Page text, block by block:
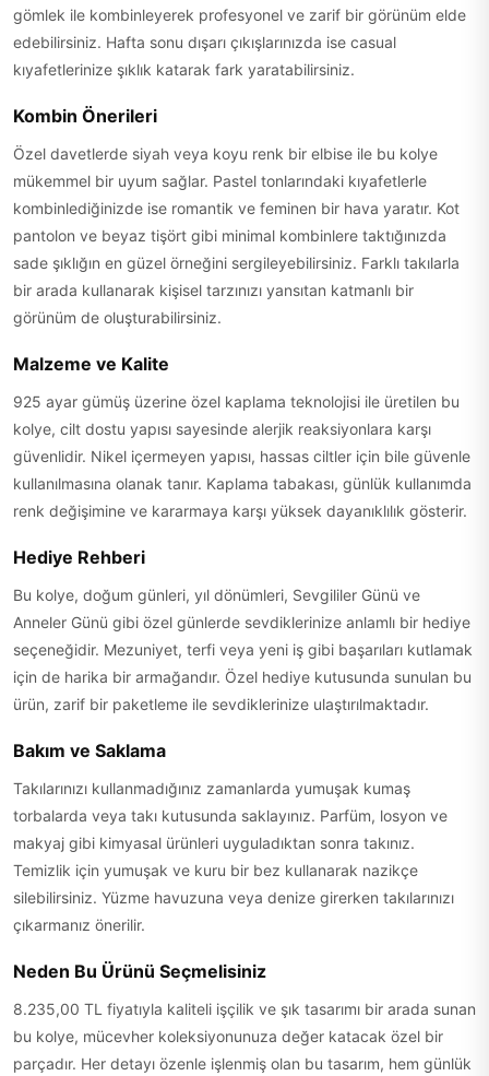
gömlek ile kombinleyerek profesyonel ve zarif bir görünüm elde
edebilirsiniz. Hafta sonu dışarı çıkışlarınızda ise casual
kıyafetlerinize şıklık katarak fark yaratabilirsiniz.
Kombin Önerileri
Özel davetlerde siyah veya koyu renk bir elbise ile bu kolye
mükemmel bir uyum sağlar. Pastel tonlarındaki kıyafetlerle
kombinlediğinizde ise romantik ve feminen bir hava yaratır. Kot
pantolon ve beyaz tişört gibi minimal kombinlere taktığınızda
sade şıklığın en güzel örneğini sergileyebilirsiniz. Farklı takılarla
bir arada kullanarak kişisel tarzınızı yansıtan katmanlı bir
görünüm de oluşturabilirsiniz.
Malzeme ve Kalite
925 ayar gümüş üzerine özel kaplama teknolojisi ile üretilen bu
kolye, cilt dostu yapısı sayesinde alerjik reaksiyonlara karşı
güvenlidir. Nikel içermeyen yapısı, hassas ciltler için bile güvenle
kullanılmasına olanak tanır. Kaplama tabakası, günlük kullanımda
renk değişimine ve kararmaya karşı yüksek dayanıklılık gösterir.
Hediye Rehberi
Bu kolye, doğum günleri, yıl dönümleri, Sevgililer Günü ve
Anneler Günü gibi özel günlerde sevdiklerinize anlamlı bir hediye
seçeneğidir. Mezuniyet, terfi veya yeni iş gibi başarıları kutlamak
için de harika bir armağandır. Özel hediye kutusunda sunulan bu
ürün, zarif bir paketleme ile sevdiklerinize ulaştırılmaktadır.
Bakım ve Saklama
Takılarınızı kullanmadığınız zamanlarda yumuşak kumaş
torbalarda veya takı kutusunda saklayınız. Parfüm, losyon ve
makyaj gibi kimyasal ürünleri uyguladıktan sonra takınız.
Temizlik için yumuşak ve kuru bir bez kullanarak nazikçe
silebilirsiniz. Yüzme havuzuna veya denize girerken takılarınızı
çıkarmanız önerilir.
Neden Bu Ürünü Seçmelisiniz
8.235,00 TL fiyatıyla kaliteli işçilik ve şık tasarımı bir arada sunan
bu kolye, mücevher koleksiyonunuza değer katacak özel bir
parçadır. Her detayı özenle işlenmiş olan bu tasarım, hem günlük